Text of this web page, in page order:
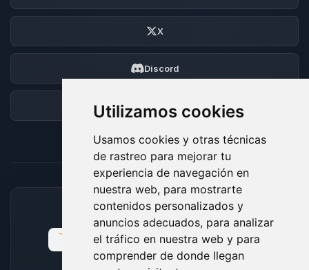
Utilizamos cookies
Usamos cookies y otras técnicas
de rastreo para mejorar tu
experiencia de navegación en
nuestra web, para mostrarte
contenidos personalizados y
anuncios adecuados, para analizar
el tráfico en nuestra web y para
comprender de donde llegan
X
Discord
Foro
MÉTODOS DE PAGO ACEPTADOS